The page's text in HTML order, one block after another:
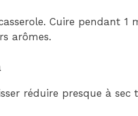
Cuire pendant 1
arômes.
réduire presque à